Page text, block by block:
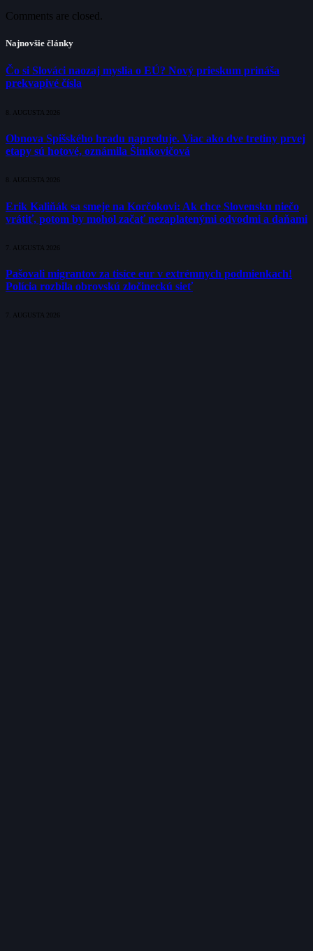
Comments are closed.
Najnovšie články
Čo si Slováci naozaj myslia o EÚ? Nový prieskum prináša
prekvapivé čísla
8. AUGUSTA 2026
Obnova Spišského hradu napreduje. Viac ako dve tretiny prvej
etapy sú hotové, oznámila Šimkovičová
8. AUGUSTA 2026
Erik Kaliňák sa smeje na Korčokovi: Ak chce Slovensku niečo
vrátiť, potom by mohol začať nezaplatenými odvodmi a daňami
7. AUGUSTA 2026
Pašovali migrantov za tisíce eur v extrémnych podmienkach!
Polícia rozbila obrovskú zločineckú sieť
7. AUGUSTA 2026